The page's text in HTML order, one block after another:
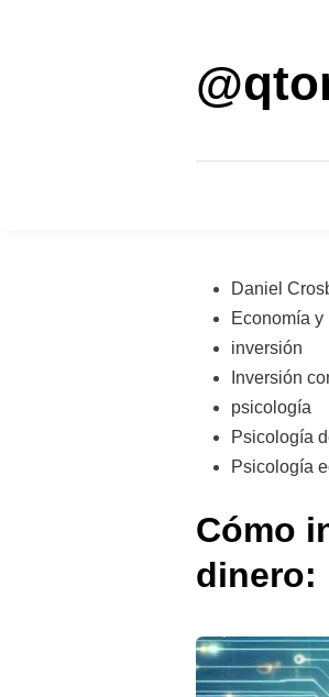
Publicado
en
Daniel
Economía y
inversión
Inversión
psicología
Psicología
Psicología
Cómo
dinero: